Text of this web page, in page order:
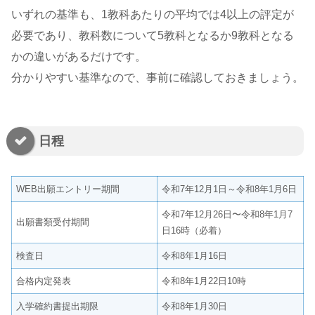
いずれの基準も、1教科あたりの平均では4以上の評定が
必要であり、教科数について5教科となるか9教科となる
かの違いがあるだけです。
分かりやすい基準なので、事前に確認しておきましょう。
日程
WEB出願エントリー期間 令和7年12月1日～令和8年1月6日
出願書類受付期間
令和7年12月26日〜令和8年1月7
日16時（必着）
検査日 令和8年1月16日
合格内定発表 令和8年1月22日10時
入学確約書提出期限 令和8年1月30日